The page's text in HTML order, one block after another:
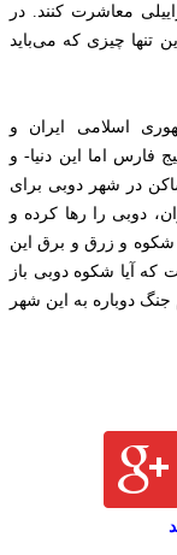
معاشرت کنند. در
تنها چیزی که می‌باید
اسلامی ایران و
فارس اما این دنیا- و
در شهر دوبی برای
دوبی را رها کرده و
شکوه و زرق و برق این
آیا شکوه دوبی باز
دوباره به این شهر